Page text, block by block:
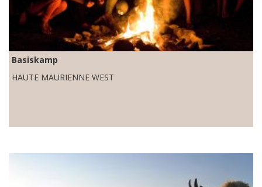
Basiskamp
HAUTE MAURIENNE WEST